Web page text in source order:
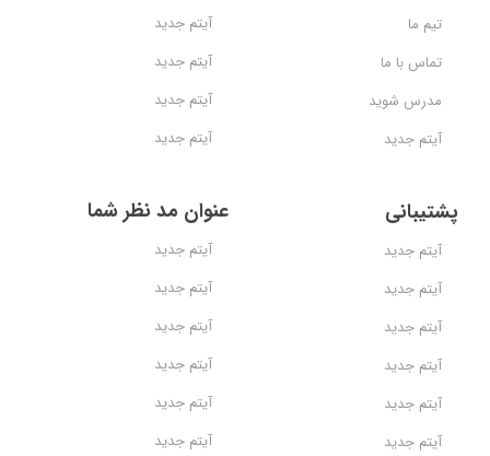
تیم ما
تماس با ما
مدرس شوید
آیتم جدید
آیتم جدید
آیتم جدید
آیتم جدید
آیتم جدید
عنوان مد نظر شما
آیتم جدید
آیتم جدید
آیتم جدید
آیتم جدید
آیتم جدید
آیتم جدید
پشتیبانی
آیتم جدید
آیتم جدید
آیتم جدید
آیتم جدید
آیتم جدید
آیتم جدید